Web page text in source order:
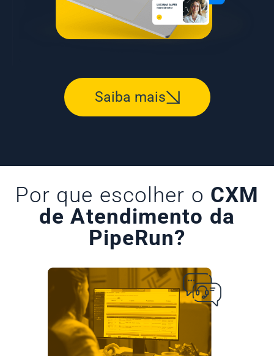
Saiba mais
Por que escolher o CXM
de Atendimento da
PipeRun?